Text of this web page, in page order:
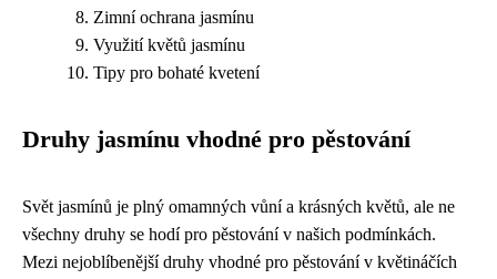
Zimní ochrana jasmínu
Využití květů jasmínu
Tipy pro bohaté kvetení
Druhy jasmínu vhodné pro pěstování
Svět jasmínů je plný omamných vůní a krásných květů, ale ne
všechny druhy se hodí pro pěstování v našich podmínkách.
Mezi nejoblíbenější druhy vhodné pro pěstování v květináčích